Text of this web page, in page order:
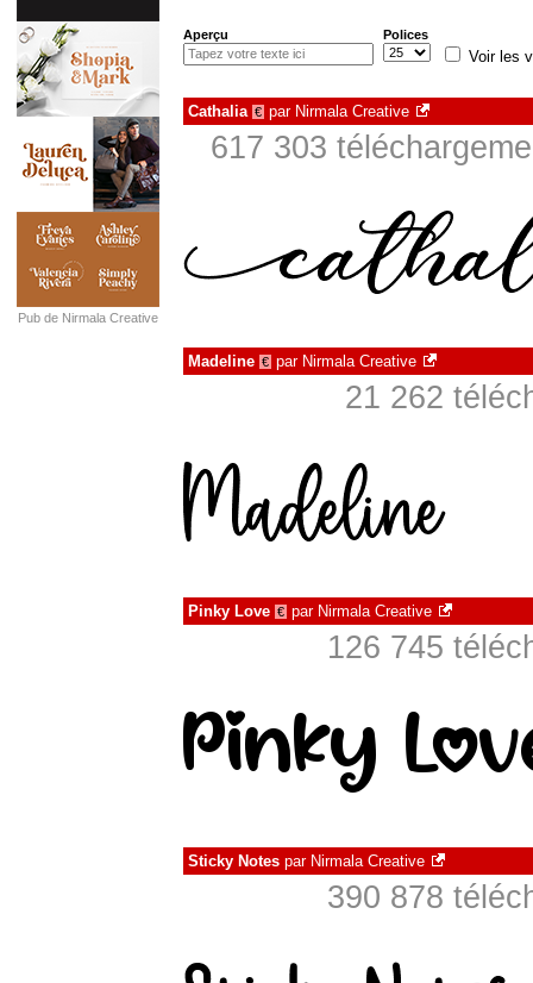
Pub de Nirmala Creative
Aperçu Polices
Voir les
Cathalia € par Nirmala Creative
617 303
Madeline € par Nirmala Creative
21 262
Pinky Love € par Nirmala Creative
126 745
Sticky Notes par Nirmala Creative
390 878